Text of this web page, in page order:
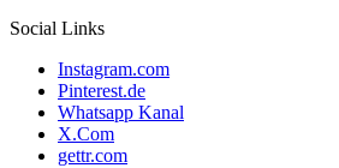
Social Links
Instagram.com
Pinterest.de
Whatsapp Kanal
X.Com
gettr.com